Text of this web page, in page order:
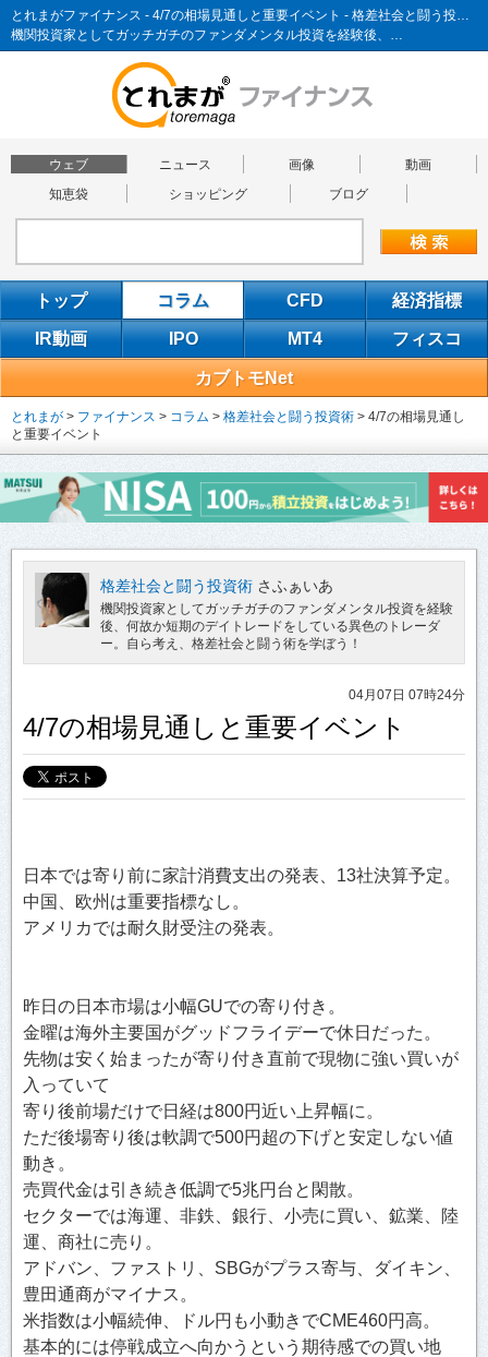
とれまがファイナンス - 4/7の相場見通しと重要イベント - 格差社会と闘う投資術
機関投資家としてガッチガチのファンダメンタル投資を経験後、…
ウェブ ニュース 画像
動画
知恵袋
ショッピング ブログ
トップ コラム CFD 経済指標
IR動画 IPO MT4 フィスコ
カブトモNet
とれまが > ファイナンス > コラム > 格差社会と闘う投資術 > 4/7の相場見通し
と重要イベント
格差社会と闘う投資術 さふぁいあ
機関投資家としてガッチガチのファンダメンタル投資を経験
後、何故か短期のデイトレードをしている異色のトレーダ
ー。自ら考え、格差社会と闘う術を学ぼう！
04月07日 07時24分
4/7の相場見通しと重要イベント
日本では寄り前に家計消費支出の発表、13社決算予定。
中国、欧州は重要指標なし。
アメリカでは耐久財受注の発表。
昨日の日本市場は小幅GUでの寄り付き。
金曜は海外主要国がグッドフライデーで休日だった。
先物は安く始まったが寄り付き直前で現物に強い買いが
入っていて
寄り後前場だけで日経は800円近い上昇幅に。
ただ後場寄り後は軟調で500円超の下げと安定しない値
動き。
売買代金は引き続き低調で5兆円台と閑散。
セクターでは海運、非鉄、銀行、小売に買い、鉱業、陸
運、商社に売り。
アドバン、ファストリ、SBGがプラス寄与、ダイキン、
豊田通商がマイナス。
米指数は小幅続伸、ドル円も小動きでCME460円高。
基本的には停戦成立へ向かうという期待感での買い地